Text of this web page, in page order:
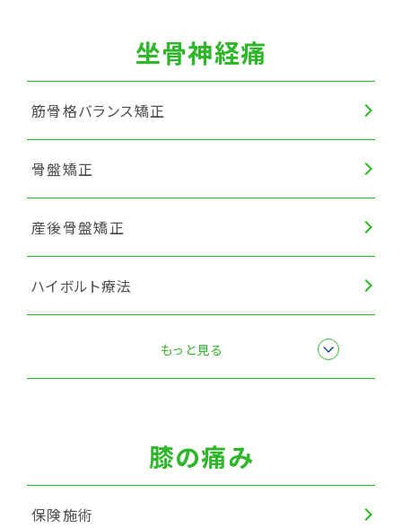
坐骨神経痛
筋骨格バランス矯正
骨盤矯正
産後骨盤矯正
ハイボルト療法
もっと見る
膝の痛み
保険施術